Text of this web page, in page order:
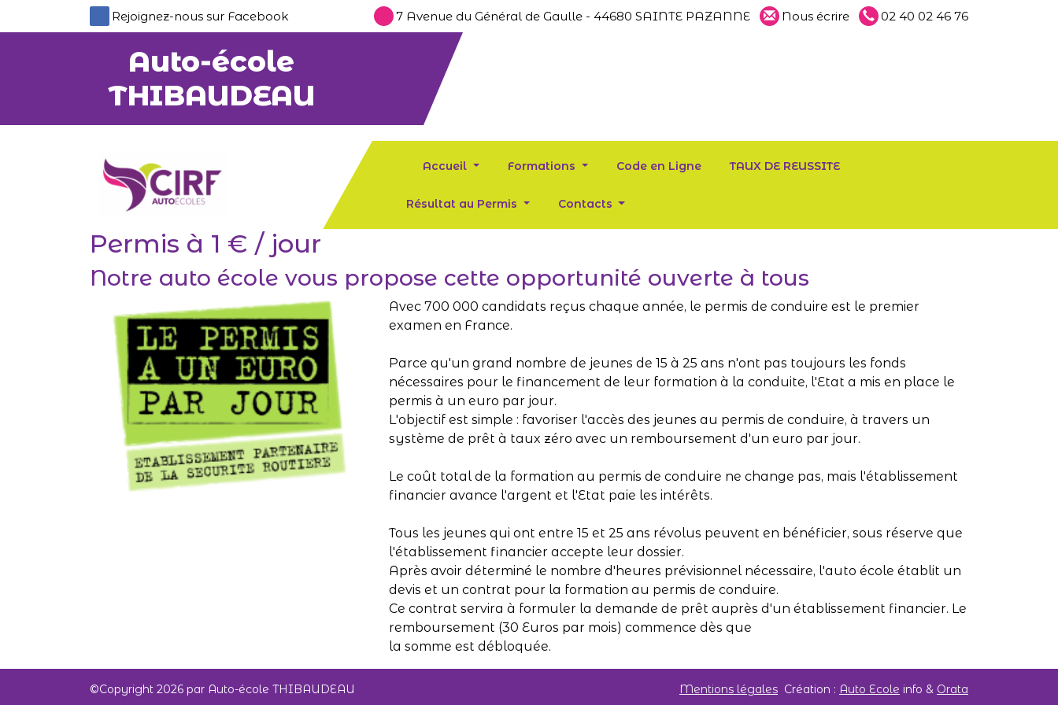
Panneau de gestion des cookiesRejoignez-nous sur Facebook 7 Avenue du Général de Gaulle - 44680 SAINTE PAZANNE Nous écrire 02 40 02 46 76
Auto-école
THIBAUDEAU
Accueil Formations Code en Ligne TAUX DE REUSSITE
Résultat au Permis Contacts
Permis à 1 € / jour
Notre auto école vous propose cette opportunité ouverte à tous
Avec 700 000 candidats reçus chaque année, le permis de conduire est le premier
examen en France.
Parce qu'un grand nombre de jeunes de 15 à 25 ans n'ont pas toujours les fonds
nécessaires pour le financement de leur formation à la conduite, l'Etat a mis en place le
permis à un euro par jour.
L'objectif est simple : favoriser l'accès des jeunes au permis de conduire, à travers un
système de prêt à taux zéro avec un remboursement d'un euro par jour.
Le coût total de la formation au permis de conduire ne change pas, mais l'établissement
financier avance l'argent et l'Etat paie les intérêts.
Tous les jeunes qui ont entre 15 et 25 ans révolus peuvent en bénéficier, sous réserve que
l'établissement financier accepte leur dossier.
Après avoir déterminé le nombre d'heures prévisionnel nécessaire, l'auto école établit un
devis et un contrat pour la formation au permis de conduire.
Ce contrat servira à formuler la demande de prêt auprès d'un établissement financier. Le
remboursement (30 Euros par mois) commence dès que
la somme est débloquée.
©Copyright 2026 par Auto-école THIBAUDEAU Mentions légales Création : Auto Ecole info & Orata